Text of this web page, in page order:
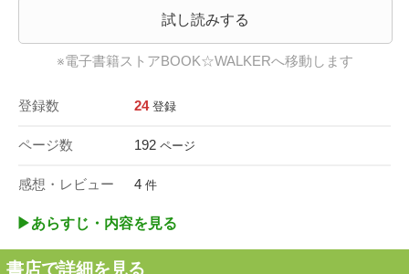
試し読みする
※電子書籍ストアBOOK☆WALKERへ移動します
登録数 24 登録
ページ数 192 ページ
感想・レビュー 4 件
▶︎あらすじ・内容を見る
書店で詳細を見る